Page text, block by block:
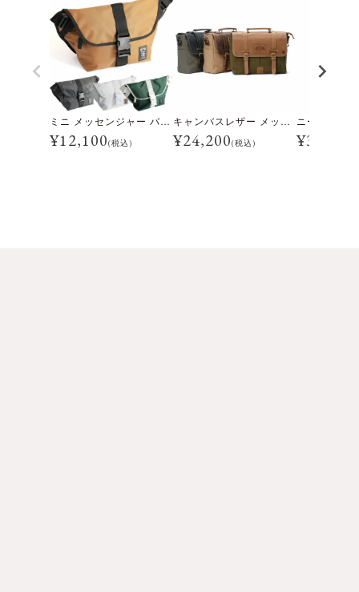
ミニ メッセンジャー バッグ
¥12,100(税込)
キャンバスレザー メッセンジャーバッグ
¥24,200(税込) ¥3,500